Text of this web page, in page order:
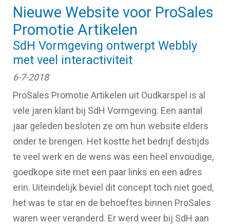
Nieuwe Website voor ProSales
Promotie Artikelen
SdH Vormgeving ontwerpt Webbly
met veel interactiviteit
6-7-2018
ProSales Promotie Artikelen uit Oudkarspel is al
vele jaren klant bij SdH Vormgeving. Een aantal
jaar geleden besloten ze om hun website elders
onder te brengen. Het kostte het bedrijf destijds
te veel werk en de wens was een heel envoudige,
goedkope site met een paar links en een adres
erin. Uiteindelijk beviel dit concept toch niet goed,
het was te star en de behoeftes binnen ProSales
waren weer veranderd. Er werd weer bij SdH aan